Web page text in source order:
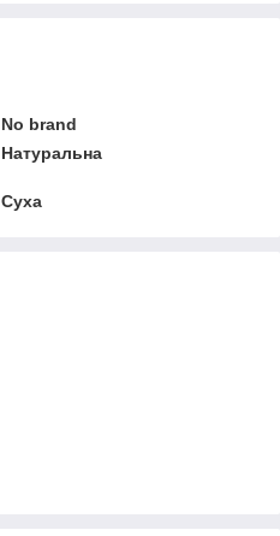
No brand
Натуральна
Суха